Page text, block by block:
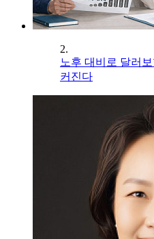
2.
노후 대비로 달러
커진다